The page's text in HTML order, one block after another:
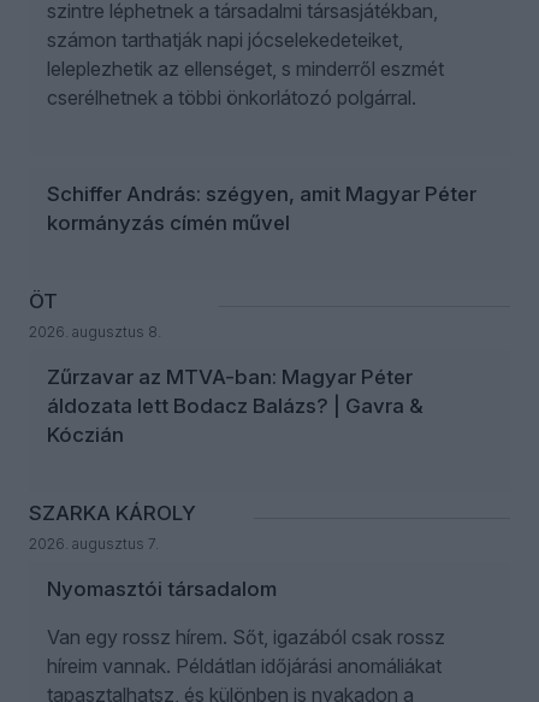
szintre léphetnek a társadalmi társasjátékban,
számon tarthatják napi jócselekedeteiket,
leleplezhetik az ellenséget, s minderről eszmét
cserélhetnek a többi önkorlátozó polgárral.
Schiffer András: szégyen, amit Magyar Péter
kormányzás címén művel
ÖT
2026. augusztus 8.
Zűrzavar az MTVA-ban: Magyar Péter
áldozata lett Bodacz Balázs? | Gavra &
Kóczián
SZARKA KÁROLY
2026. augusztus 7.
Nyomasztói társadalom
Van egy rossz hírem. Sőt, igazából csak rossz
híreim vannak. Példátlan időjárási anomáliákat
tapasztalhatsz, és különben is nyakadon a